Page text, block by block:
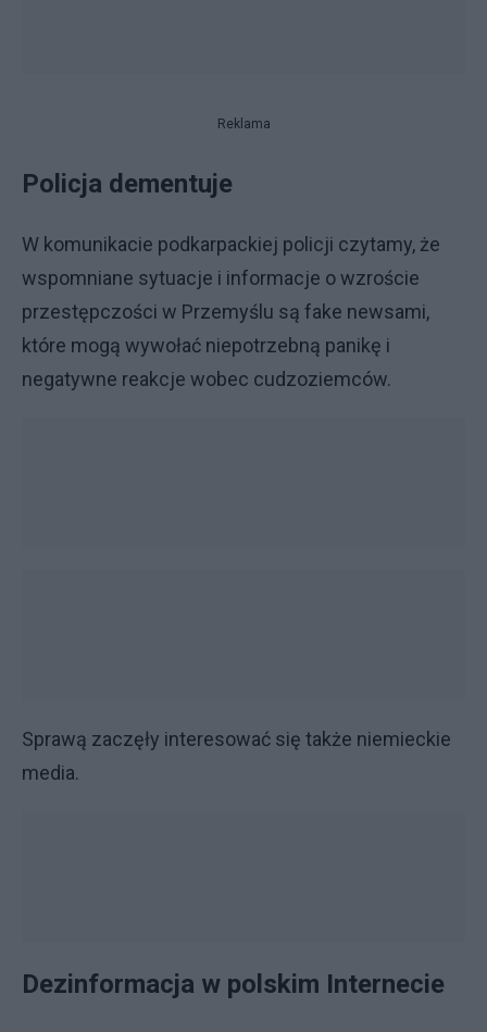
Reklama
Policja dementuje
W komunikacie podkarpackiej policji czytamy, że
wspomniane sytuacje i informacje o wzroście
przestępczości w Przemyślu są fake newsami,
które mogą wywołać niepotrzebną panikę i
negatywne reakcje wobec cudzoziemców.
Sprawą zaczęły interesować się także niemieckie
media.
Dezinformacja w polskim Internecie